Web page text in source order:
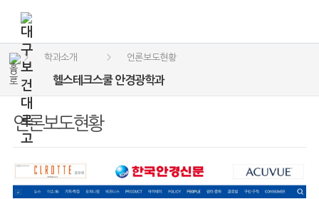
헬스테크스쿨 안경광학과
> 학과소개 > 언론보도현황
언론보도현황